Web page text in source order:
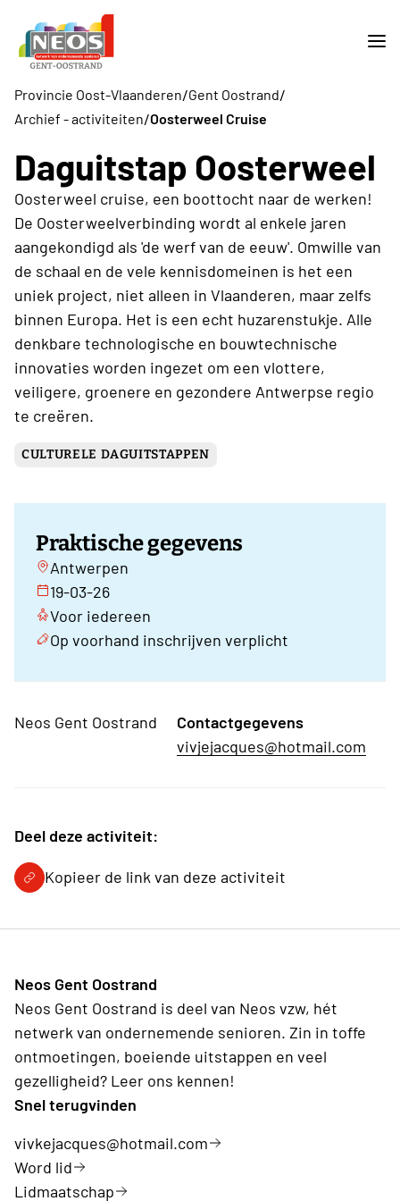
Provincie Oost-Vlaanderen/Gent Oostrand/
Archief - activiteiten/Oosterweel Cruise
Daguitstap Oosterweel
Oosterweel cruise, een boottocht naar de werken!
De Oosterweelverbinding wordt al enkele jaren
aangekondigd als 'de werf van de eeuw'. Omwille van
de schaal en de vele kennisdomeinen is het een
uniek project, niet alleen in Vlaanderen, maar zelfs
binnen Europa. Het is een echt huzarenstukje. Alle
denkbare technologische en bouwtechnische
innovaties worden ingezet om een vlottere,
veiligere, groenere en gezondere Antwerpse regio
te creëren.
CULTURELE DAGUITSTAPPEN
Praktische gegevens
Antwerpen
19-03-26
Voor iedereen
Op voorhand inschrijven verplicht
Neos Gent Oostrand
Contactgegevens
vivjejacques@hotmail.com
Deel deze activiteit:
Kopieer de link van deze activiteit
Neos Gent Oostrand
Neos Gent Oostrand is deel van Neos vzw, hét
netwerk van ondernemende senioren. Zin in toffe
ontmoetingen, boeiende uitstappen en veel
gezelligheid? Leer ons kennen!
Snel terugvinden
vivkejacques@hotmail.com
Word lid
Lidmaatschap